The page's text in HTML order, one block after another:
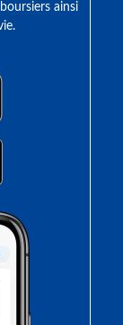
ainsi